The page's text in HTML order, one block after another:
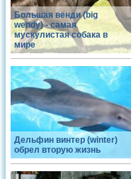
Большая венди (big
wendy) - самая
мускулистая собака в
мире
Дельфин винтер (winter)
обрел вторую жизнь